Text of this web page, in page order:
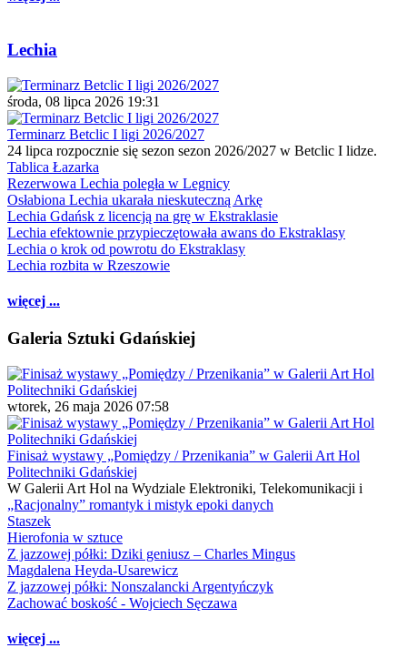
Lechia
środa, 08 lipca 2026 19:31
Terminarz Betclic I ligi 2026/2027
24 lipca rozpocznie się sezon sezon 2026/2027 w Betclic I lidze.
Tablica Łazarka
Rezerwowa Lechia poległa w Legnicy
Osłabiona Lechia ukarała nieskuteczną Arkę
Lechia Gdańsk z licencją na grę w Ekstraklasie
Lechia efektownie przypieczętowała awans do Ekstraklasy
Lechia o krok od powrotu do Ekstraklasy
Lechia rozbita w Rzeszowie
więcej ...
Galeria Sztuki Gdańskiej
wtorek, 26 maja 2026 07:58
Finisaż wystawy „Pomiędzy / Przenikania” w Galerii Art Hol
Politechniki Gdańskiej
W Galerii Art Hol na Wydziale Elektroniki, Telekomunikacji i
„Racjonalny” romantyk i mistyk epoki danych
Staszek
Hierofonia w sztuce
Z jazzowej półki: Dziki geniusz – Charles Mingus
Magdalena Heyda-Usarewicz
Z jazzowej półki: Nonszalancki Argentyńczyk
Zachować boskość - Wojciech Sęczawa
więcej ...